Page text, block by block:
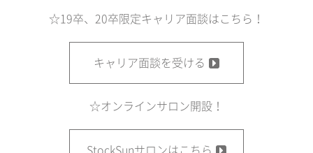
☆19卒、20卒限定キャリア面談はこちら！
キャリア面談を受ける
☆オンラインサロン開設！
StockSunサロンはこちら